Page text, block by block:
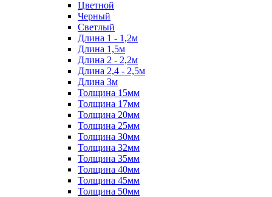
Цветной
Черный
Светлый
Длина 1 - 1,2м
Длина 1,5м
Длина 2 - 2,2м
Длина 2,4 - 2,5м
Длина 3м
Толщина 15мм
Толщина 17мм
Толщина 20мм
Толщина 25мм
Толщина 30мм
Толщина 32мм
Толщина 35мм
Толщина 40мм
Толщина 45мм
Толщина 50мм